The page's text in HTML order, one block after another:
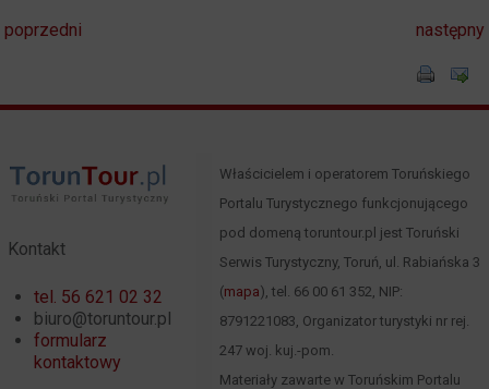
poprzedni następny
Kontakt
tel. 56 621 02 32
biuro@toruntour.pl
formularz
kontaktowy
Właścicielem i operatorem Toruńskiego
Portalu Turystycznego funkcjonującego
pod domeną toruntour.pl jest Toruński
Serwis Turystyczny, Toruń, ul. Rabiańska 3
(mapa), tel. 66 00 61 352, NIP:
8791221083, Organizator turystyki nr rej.
247 woj. kuj.-pom.
Materiały zawarte w Toruńskim Portalu